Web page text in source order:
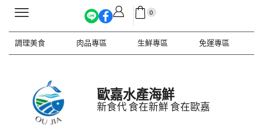
0
調理美食 肉品專區 生鮮專區 免運專區
歐嘉水產海鮮
新食代 食在新鮮 食在歐嘉